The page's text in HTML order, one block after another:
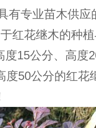
有专业苗木供应
红花继木的种
度15公分、高度
度50公分的红花